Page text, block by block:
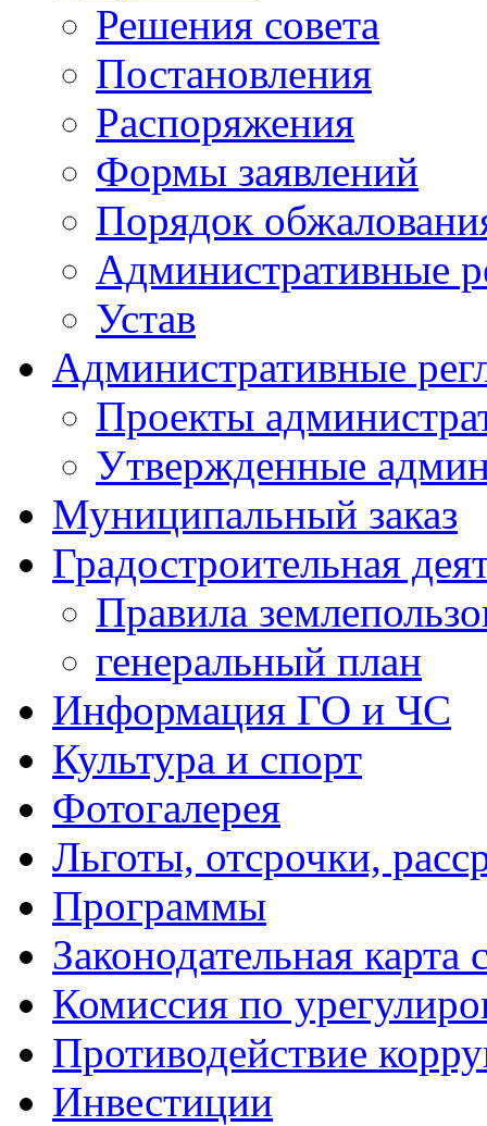
Решения совета
Постановления
Распоряжения
Формы заявлений
Порядок
Административные
Устав
Административные
Проекты
Утвержденные
Муниципальный заказ
Градостроительная
Правила
генеральный план
Информация ГО и ЧС
Культура и спорт
Фотогалерея
Льготы, отсрочки,
Программы
Законодательная карта
Комиссия по
Противодействие
Инвестиции